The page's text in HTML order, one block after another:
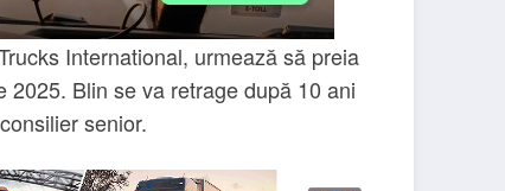
International, urmează să preia
Blin se va retrage după 10 ani
senior.